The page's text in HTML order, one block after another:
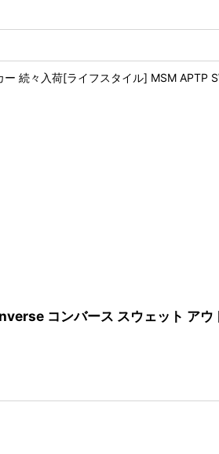
続々入荷[ライフスタイル] MSM APTP
コンバース スウェット アウ